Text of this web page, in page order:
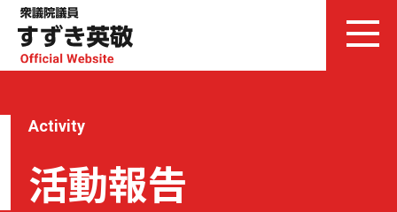
Activity
活動報告